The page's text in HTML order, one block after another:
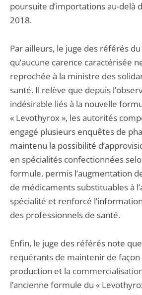
poursuite d’importations au-delà
2018.
Par ailleurs, le juge des référés du
qu’aucune carence caractérisée
reprochée à la ministre des
santé. Il relève que depuis
indésirable liés à la nouvelle
« Levothyrox », les autorités
engagé plusieurs enquêtes de
maintenu la possibilité
en spécialités confectionnées
formule, permis l’augmentation
de médicaments substituables à
spécialité et renforcé
des professionnels de santé.
Enfin, le juge des référés note
requérants de maintenir de
production et la
l’ancienne formule du «